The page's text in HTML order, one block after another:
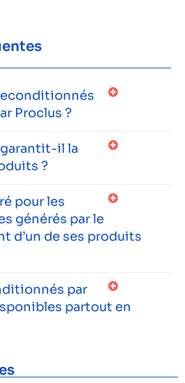
Proclus ?
il la
?
pour les
générés par le
d’un de ses produits
par
partout en